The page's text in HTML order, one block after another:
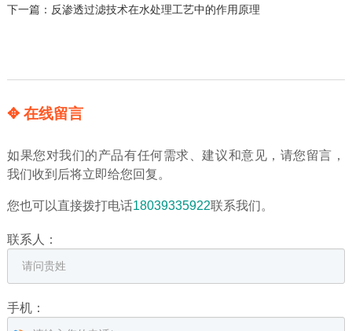
下一篇： 反渗透过滤技术在水处理工艺中的作用原理
✥ 在线留言
如果您对我们的产品有任何需求、建议和意见，请您留言，
我们收到后将立即给您回复。
您也可以直接拨打电话18039335922联系我们。
联系人：
手机：